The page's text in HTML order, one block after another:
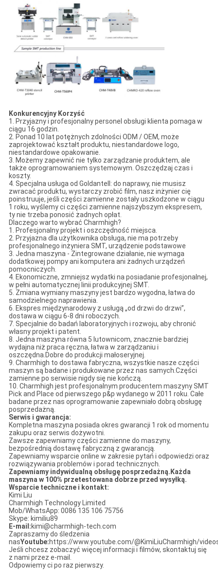
Konkurencyjny Korzyść
1. Przyjazny i profesjonalny personel obsługi klienta pomaga w
ciągu 16 godzin.
2. Ponad 10 lat potężnych zdolności ODM / OEM, może
zaprojektować kształt produktu, niestandardowe logo,
niestandardowe opakowanie.
3. Możemy zapewnić nie tylko zarządzanie produktem, ale
także oprogramowaniem systemowym. Oszczędzaj czas i
koszty.
4. Specjalna usługa od Goldantell: do naprawy, nie musisz
zwracać produktu, wystarczy zrobić film, nasz inżynier cię
poinstruuje, jeśli części zamienne zostały uszkodzone w ciągu
1 roku, wyślemy ci części zamienne najszybszym ekspresem,
ty nie trzeba ponosić żadnych opłat.
Dlaczego warto wybrać Charmhigh?
1. Profesjonalny projekt i oszczędność miejsca.
2. Przyjazna dla użytkownika obsługa, nie ma potrzeby
profesjonalnego inżyniera SMT, urządzenie podstawowe
3. Jedna maszyna - Zintegrowane działanie, nie wymaga
dodatkowej pompy ani komputera ani żadnych urządzeń
pomocniczych.
4. Ekonomiczne, zmniejsz wydatki na posiadanie profesjonalnej,
w pełni automatycznej linii produkcyjnej SMT.
5. Zmiana wymiany maszyny jest bardzo wygodna, łatwa do
samodzielnego naprawienia.
6. Ekspres międzynarodowy z usługą „od drzwi do drzwi”,
dostawa w ciągu 6-8 dni roboczych.
7. Specjalnie do badań laboratoryjnych i rozwoju, aby chronić
własny projekt i patent.
8. Jedna maszyna równa 5 lutownicom, znacznie bardziej
wydajna niż praca ręczna, łatwa w zarządzaniu i
oszczędna.Dobre do produkcji małoseryjnej.
9. Charmhigh to dostawa fabryczna, wszystkie nasze części
maszyn są badane i produkowane przez nas samych.Części
zamienne po serwisie nigdy się nie kończą.
10. Charmhigh jest profesjonalnym producentem maszyny SMT
Pick and Place od pierwszego p&p wydanego w 2011 roku. Całe
badane przez nas oprogramowanie zapewniało dobrą obsługę
posprzedażną.
Serwis i gwarancja:
Kompletna maszyna posiada okres gwarancji 1 rok od momentu
zakupu oraz serwis dożywotni.
Zawsze zapewniamy części zamienne do maszyny,
bezpośrednią dostawę fabryczną z gwarancją.
Zapewniamy wsparcie online w zakresie pytań i odpowiedzi oraz
rozwiązywania problemów i porad technicznych.
Zapewniamy indywidualną obsługę posprzedażną.Każda
maszyna w 100% przetestowana dobrze przed wysyłką.
Wsparcie techniczne i kontakt:
Kimi Liu
Charmhigh Technology Limited
Mob/WhatsApp: 0086 135 106 75756
Skype: kimiliu89
E-mail:kimi@charmhigh-tech.com
Zapraszamy do śledzenia
nasYoutube:https://www.youtube.com/@KimiLiuCharmhigh/
Jeśli chcesz zobaczyć więcej informacji i filmów, skontaktuj się
z nami przez e-mail.
Odpowiemy ci po raz pierwszy.